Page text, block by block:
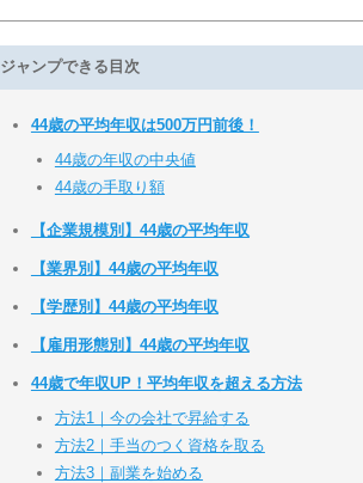
ジャンプできる目次
44歳の平均年収は500万円前後！
44歳の年収の中央値
44歳の手取り額
【企業規模別】44歳の平均年収
【業界別】44歳の平均年収
【学歴別】44歳の平均年収
【雇用形態別】44歳の平均年収
44歳で年収UP！平均年収を超える方法
方法1｜今の会社で昇給する
方法2｜手当のつく資格を取る
方法3｜副業を始める